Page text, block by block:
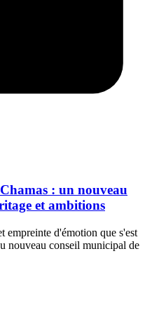
: un nouveau
et ambitions
empreinte d'émotion que s'est
nouveau conseil municipal de